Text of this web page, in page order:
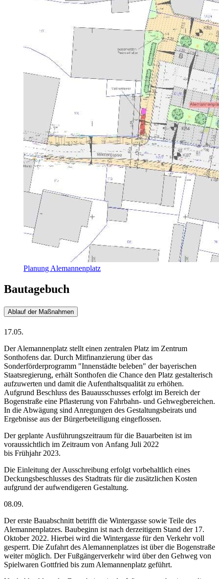
Planung Alemannenplatz
Bautagebuch
Ablauf der Maßnahmen
17.05.
Der Alemannenplatz stellt einen zentralen Platz im Zentrum
Sonthofens dar. Durch Mitfinanzierung über das
Sonderförderprogramm "Innenstädte beleben" der bayerischen
Staatsregierung, erhält Sonthofen die Chance den Platz gestalterisch
aufzuwerten und damit die Aufenthaltsqualität zu erhöhen.
Aufgrund Beschluss des Bauausschusses erfolgt im Bereich der
Bogenstraße eine Pflasterung von Fahrbahn- und Gehwegbereichen.
In die Abwägung sind Anregungen des Gestaltungsbeirats und
Ergebnisse aus der Bürgerbeteiligung eingeflossen.
Der geplante Ausführungszeitraum für die Bauarbeiten ist im
voraussichtlich im Zeitraum von Anfang Juli 2022
bis Frühjahr 2023.
Die Einleitung der Ausschreibung erfolgt vorbehaltlich eines
Deckungsbeschlusses des Stadtrats für die zusätzlichen Kosten
aufgrund der aufwendigeren Gestaltung.
08.09.
Der erste Bauabschnitt betrifft die Wintergasse sowie Teile des
Alemannenplatzes. Baubeginn ist nach derzeitigem Stand der 17.
Oktober 2022. Hierbei wird die Wintergasse für den Verkehr voll
gesperrt. Die Zufahrt des Alemannenplatzes ist über die Bogenstraße
weiter möglich. Der Fußgängerverkehr wird über den Gehweg von
Spielwaren Gottfried bis zum Alemannenplatz geführt.